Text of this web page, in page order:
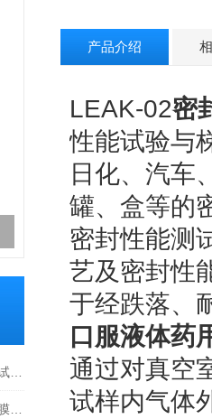
产品介绍
LEAK-02密
性能试验与
日化、汽车
罐、盒等的
密封性能测
艺及密封性
于经跌落、
口服液体药
通过对真空
试样内气体